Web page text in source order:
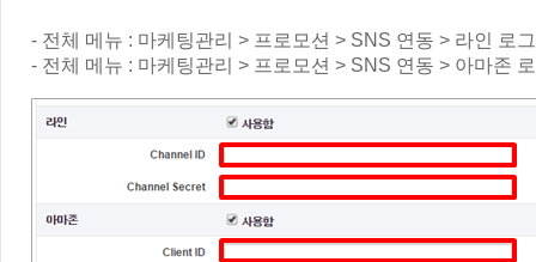
- 전체 메뉴 : 마케팅관리 > 프로모션 > SNS 연동 > 라인 로
- 전체 메뉴 : 마케팅관리 > 프로모션 > SNS 연동 > 아마존